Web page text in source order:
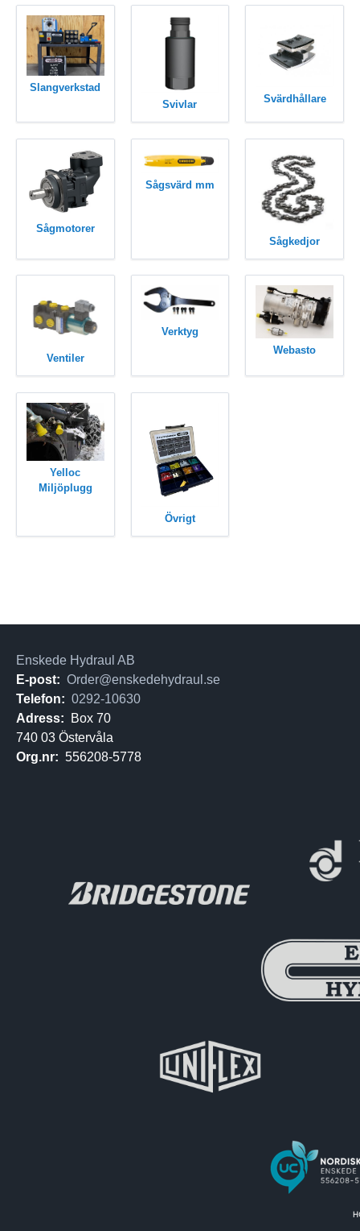
Slangverkstad
Svivlar
Svärdhållare
Sågmotorer
Sågsvärd mm
Sågkedjor
Ventiler
Verktyg
Webasto
Yelloc
Miljöplugg
Övrigt
Enskede Hydraul AB
E-post: Order@enskedehydraul.se
Telefon: 0292-10630
Adress:
Box 70
740 03 Östervåla
Org.nr: 556208-5778